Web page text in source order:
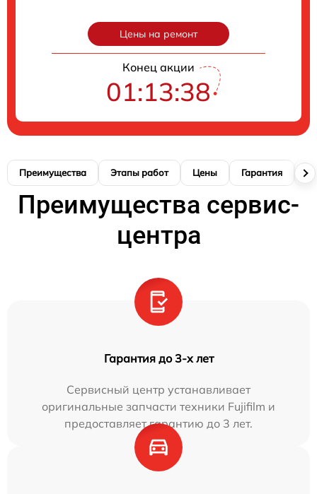
Цены на ремонт
Конец акции
01:13:38
Преимущества Этапы работ Цены Гарантия
Преимущества сервис-
центра
Гарантия до 3-х лет
Сервисный центр устанавливает
оригинальные запчасти техники Fujifilm и
предоставляет гарантию до 3 лет.